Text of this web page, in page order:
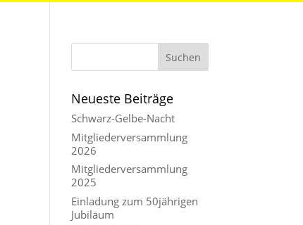
Neueste Beiträge
Schwarz-Gelbe-Nacht
Mitgliederversammlung
2026
Mitgliederversammlung
2025
Einladung zum 50jährigen
Jubiläum